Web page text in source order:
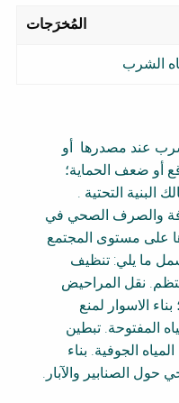
المُخرَجات
الشرب
عند مصدرها أو
أو ضعف الحماية؛
البنية التحتية .
والصرف الصحي في
على مستوى المجتمع
ما يلي: تنظيف
نقل المراحيض
الاسوار لمنع
المفتوحة. تبطين
الجوفية. بناء
الصنابير والآبار.